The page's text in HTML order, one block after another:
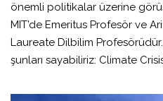
önemli politikalar üzerine
MIT’de Emeritus Profesör ve
Laureate Dilbilim
şunları sayabiliriz: Climate